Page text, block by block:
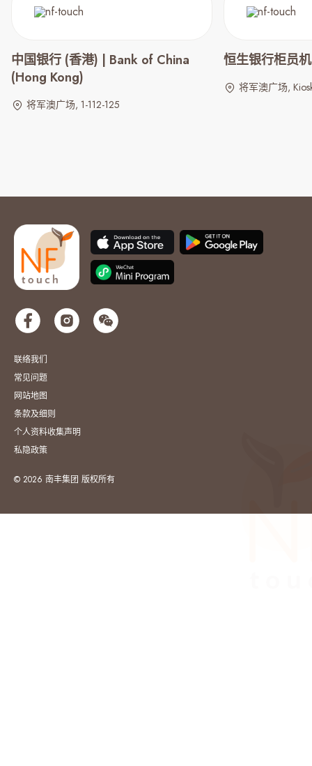
中国银行 (香港) | Bank of China
(Hong Kong)
将军澳广场, 1-112-125
恒生银行柜员
将军澳广场,
联络我们
常见问题
网站地图
条款及细则
个人资料收集声明
私隐政策
© 2026 南丰集团 版权所有